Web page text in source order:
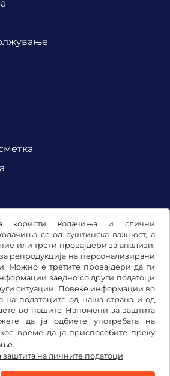
користи колачиња и слични
се од суштинска важност, а
или трети провајдери за анализи,
репродукција на персонализирани
Можно е третите провајдери да ги
заедно со други податоци
ситуации. Повеќе информации во
на податоците од наша страна и од
во нашите Напомени за заштита
да ја одбиете употребата на
време да ја приспособите преку
.
заштита на личните податоци
/ Право на откажување
личните податоци